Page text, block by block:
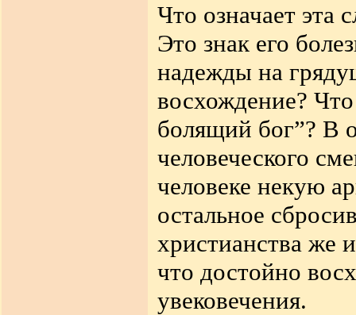
Что означает эта
Это знак его
надежды на
восхождение?
болящий бог”? В
человеческого
человеке некую
остальное
христианства же
что достойно
увековечения.